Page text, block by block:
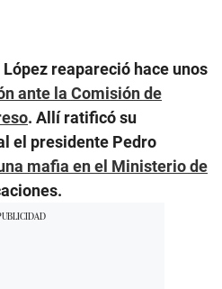
reapareció hace unos
ante la Comisión de
. Allí ratificó su
el presidente Pedro
mafia en el Ministerio de